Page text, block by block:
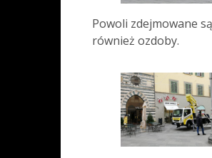
Powoli zdejmowane są
również ozdoby.